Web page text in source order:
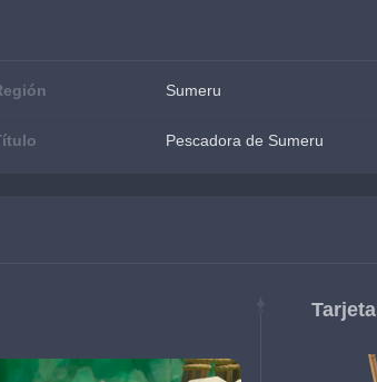
Sumeru
Pescadora de Sumeru
Tarjeta